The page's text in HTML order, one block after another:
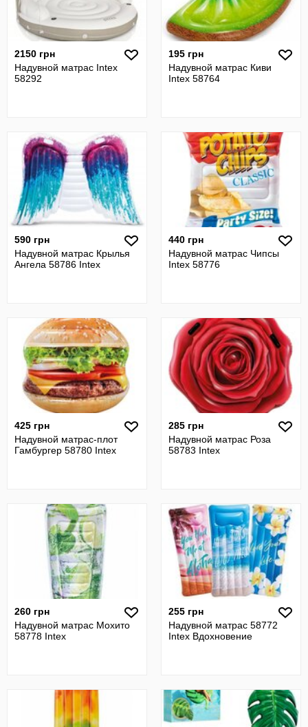
2150 грн
Надувной матрас Intex
58292
195 грн
Надувной матрас Киви
Intex 58764
590 грн
Надувной матрас Крылья
Ангела 58786 Intex
440 грн
Надувной матрас Чипсы
Intex 58776
425 грн
Надувной матрас-плот
Гамбургер 58780 Intex
285 грн
Надувной матрас Роза
58783 Intex
260 грн
Надувной матрас Мохито
58778 Intex
255 грн
Надувной матрас 58772
Intex Вдохновение